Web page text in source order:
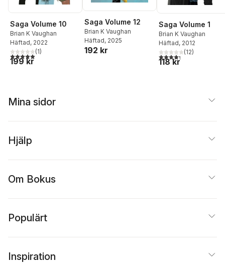
Saga Volume 10
Brian K Vaughan
Häftad, 2022
5,0utav 5 stjärnor. Totalt antal röster:
(1)
199 kr
Saga Volume 12
Brian K Vaughan
Häftad, 2025
192 kr
Saga Volume 1
Brian K Vaughan
Häftad, 2012
4,3utav 5 stjärnor.
(12)
118 kr
Mina sidor
Hjälp
Om Bokus
Populärt
Inspiration